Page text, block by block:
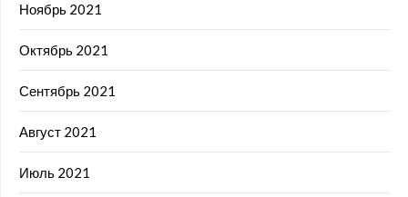
Ноябрь 2021
Октябрь 2021
Сентябрь 2021
Август 2021
Июль 2021